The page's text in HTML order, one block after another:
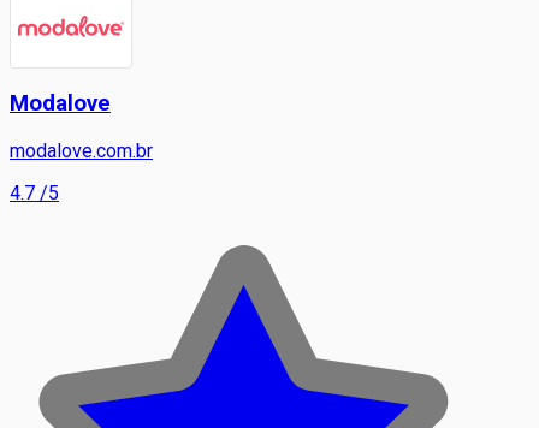
Modalove
modalove.com.br
4.7 /5